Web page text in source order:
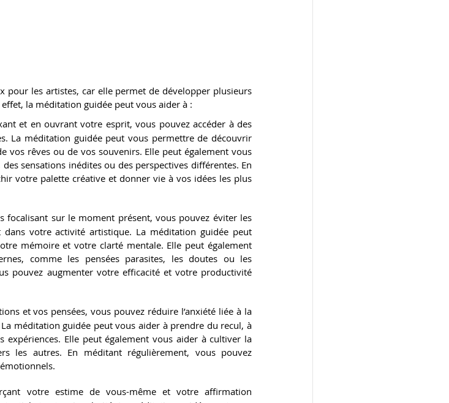
les artistes, car elle permet de développer plusieurs
la méditation guidée peut vous aider à :
et en ouvrant votre esprit, vous pouvez accéder à des
La méditation guidée peut vous permettre de découvrir
vos rêves ou de vos souvenirs. Elle peut également vous
sensations inédites ou des perspectives différentes. En
votre palette créative et donner vie à vos idées les plus
focalisant sur le moment présent, vous pouvez éviter les
votre activité artistique. La méditation guidée peut
mémoire et votre clarté mentale. Elle peut également
comme les pensées parasites, les doutes ou les
pouvez augmenter votre efficacité et votre productivité
et vos pensées, vous pouvez réduire l’anxiété liée à la
méditation guidée peut vous aider à prendre du recul, à
expériences. Elle peut également vous aider à cultiver la
les autres. En méditant régulièrement, vous pouvez
votre estime de vous-même et votre affirmation